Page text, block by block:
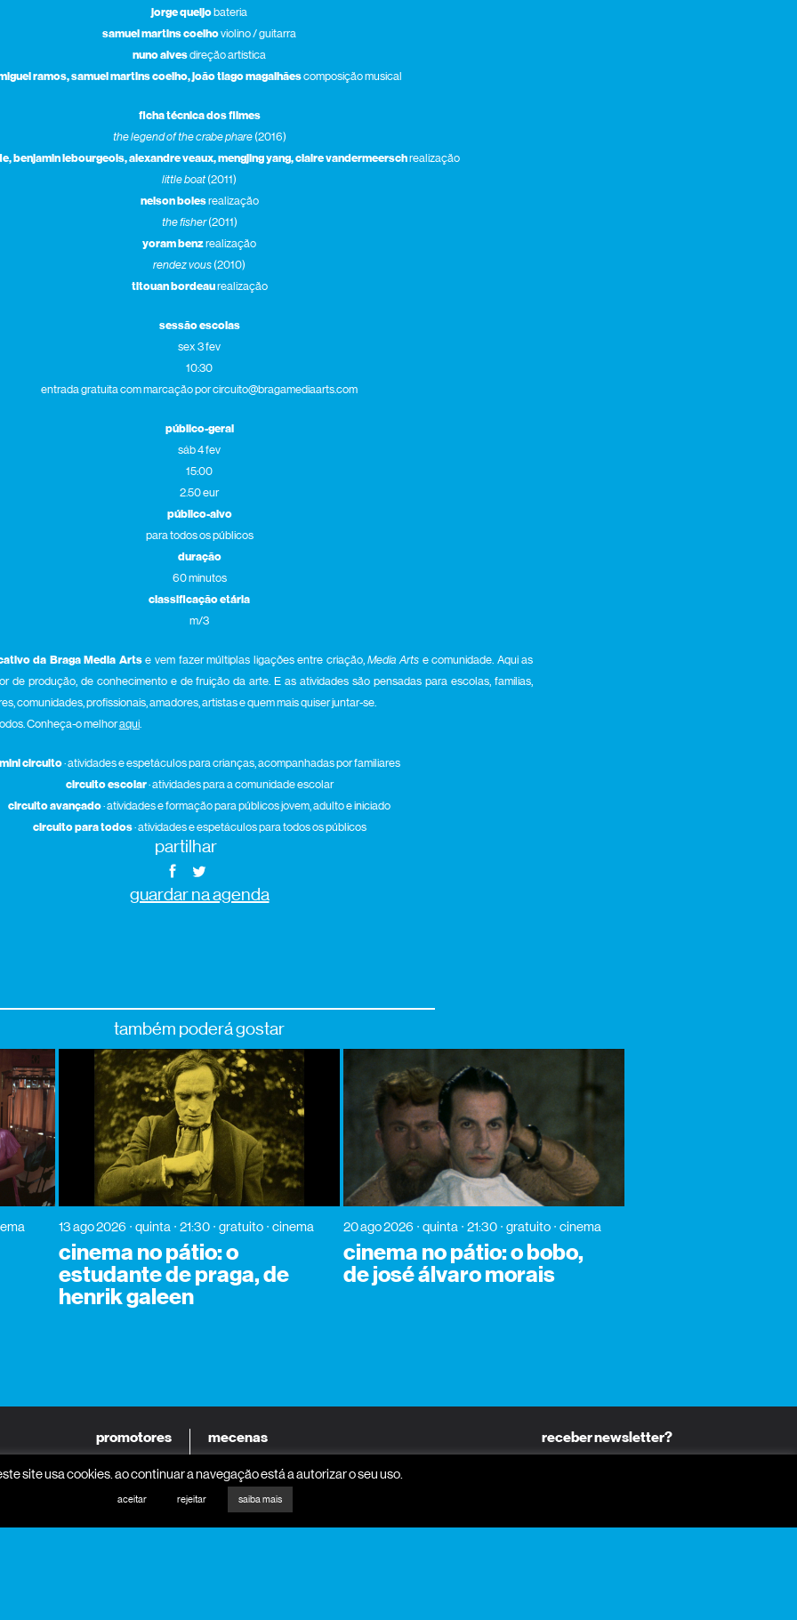
jorge queijobateria
samuel martins coelhoviolino / guitarra
nuno alvesdireção artística
ramos, samuel martins coelho, joão tiago magalhãescomposição musical
ficha técnica dos filmes
the legend of the crabe phare(2016)
benjamin lebourgeois, alexandre veaux, mengjing yang, claire vandermeerschrealização
little boat(2011)
nelson bolesrealização
the fisher(2011)
yoram benzrealização
rendez vous (2010)
titouan bordeaurealização
sessão escolas
sex 3 fev
10:30
entrada gratuita com marcação por circuito@bragamediaarts.com
público-geral
sáb 4 fev
15:00
2.50 eur
público-alvo
para todos os públicos
duração
60 minutos
classificação etária
m/3
da Braga Media Artse vem fazer múltiplas ligações entre criação,Media Arts e comunidade. Aqui as
de produção, de conhecimento e de fruição da arte. E as atividades são pensadas para escolas, famílias,
comunidades, profissionais, amadores, artistas e quem mais quiser juntar-se.
Conheça-o melhoraqui.
mini circuito· atividades e espetáculos para crianças, acompanhadas por familiares
circuito escolar· atividades para a comunidade escolar
circuito avançado· atividades e formação para públicos jovem, adulto e iniciado
circuito para todos· atividades e espetáculos para todos os públicos
partilhar
guardar na agenda
também poderá gostar
13 ago 2026 quinta 21:30 gratuito cinema
cinema no pátio: o
estudante de praga, de
henrik galeen
20 ago 2026 quinta 21:30 gratuito cinema
cinema no pátio: o bobo,
de josé álvaro morais
promotores
parceiros programa
mecenas
parceiros media
receber newsletter?
email
site usa cookies. ao continuar a navegação está a autorizar o seu uso.
aceitar rejeitar saiba mais